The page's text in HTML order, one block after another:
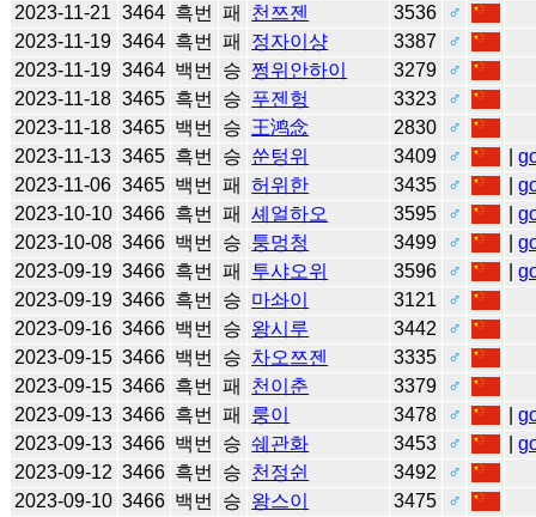
2023-11-21 3464 흑번 패 천쯔젠 3536
♂
2023-11-19 3464 흑번 패 정자이샹 3387
♂
2023-11-19 3464 백번 승 쩡위안하이 3279
♂
2023-11-18 3465 흑번 승 푸젠헝 3323
♂
2023-11-18 3465 백번 승 王鸿念 2830
♂
2023-11-13 3465 흑번 승 쑨텅위 3409 ♂ |
2023-11-06 3465 백번 패 허위한 3435 ♂ |
2023-10-10 3466 흑번 패 셰얼하오 3595 ♂ |
2023-10-08 3466 백번 승 퉁멍청 3499 ♂ |
2023-09-19 3466 흑번 패 투샤오위 3596 ♂ |
2023-09-19 3466 흑번 승 마솨이 3121
♂
2023-09-16 3466 백번 승 왕시루 3442
♂
2023-09-15 3466 백번 승 차오쯔젠 3335
♂
2023-09-15 3466 흑번 패 천이춘 3379
♂
2023-09-13 3466 흑번 패 룽이 3478 ♂ |
2023-09-13 3466 백번 승 쉐관화 3453 ♂ |
2023-09-12 3466 흑번 승 천정쉰 3492
♂
2023-09-10 3466 백번 승 왕스이 3475
♂